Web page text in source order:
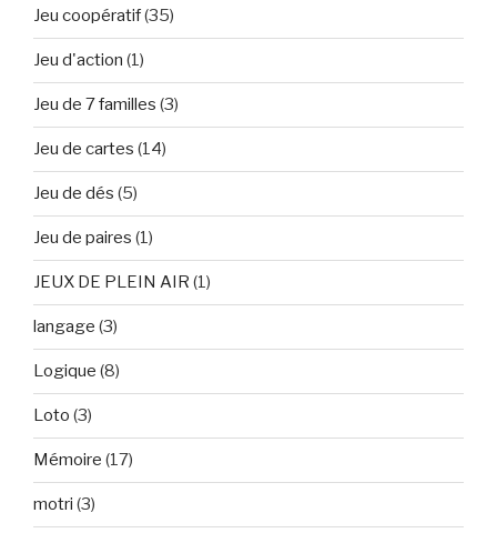
Jeu coopératif(35)
Jeu d'action (1)
Jeu de 7 familles (3)
Jeu de cartes (14)
Jeu de dés (5)
Jeu de paires (1)
JEUX DE PLEIN AIR (1)
langage (3)
Logique (8)
Loto (3)
Mémoire (17)
motri (3)